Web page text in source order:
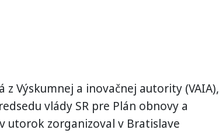
Výskumnej a inovačnej autority (VAIA),
vlády SR pre Plán obnovy a
utorok zorganizoval v Bratislave